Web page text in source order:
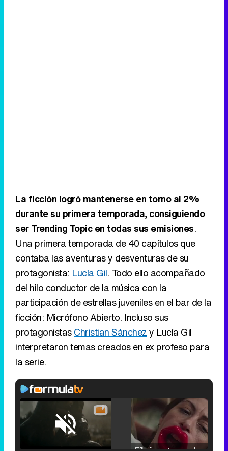
La ficción logró mantenerse en torno al 2%
durante su primera temporada, consiguiendo
ser Trending Topic en todas sus emisiones.
Una primera temporada de 40 capítulos que
contaba las aventuras y desventuras de su
protagonista: Lucía Gil. Todo ello acompañado
del hilo conductor de la música con la
participación de estrellas juveniles en el bar de la
ficción: Micrófono Abierto. Incluso sus
protagonistasChristian Sánchezy Lucía Gil
interpretaron temas creados en ex profeso para
la serie.
Unmute /